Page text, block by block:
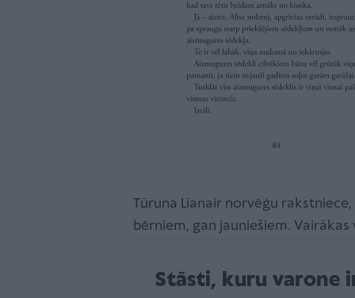
Tūruna Līanair norvēģu
bērniem, gan jauniešiem.
Stāsti, kuru varone